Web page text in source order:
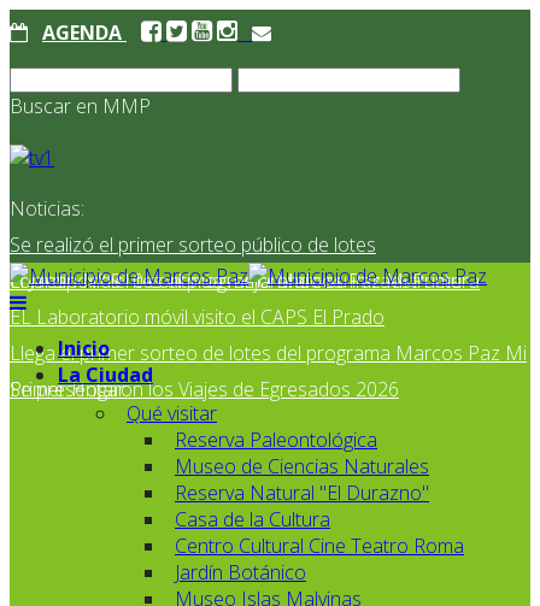
AGENDA
Buscar en MMP
Noticias:
Se realizó el primer sorteo público de lotes
correspondientes al programa Marcos Paz Mi Primer
El Jardín N° 910 continúa mejorando su infraestructura
EL Laboratorio móvil visito el CAPS El Prado
Llega el primer sorteo de lotes del programa Marcos Paz Mi
Primer Hogar
Se presentaron los Viajes de Egresados 2026
Inicio
La Ciudad
Qué visitar
Reserva Paleontológica
Museo de Ciencias Naturales
Reserva Natural "El Durazno"
Casa de la Cultura
Centro Cultural Cine Teatro Roma
Jardín Botánico
Museo Islas Malvinas